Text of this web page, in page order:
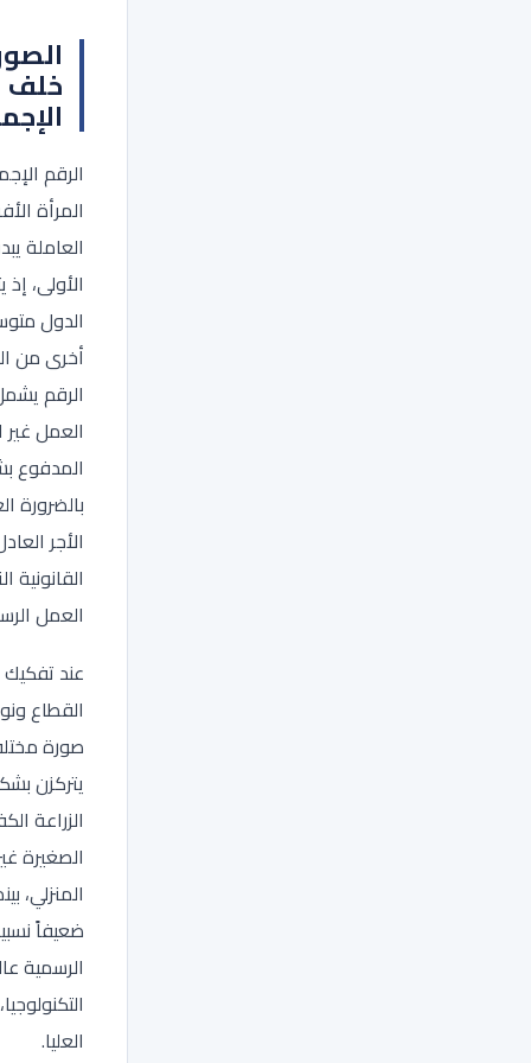
خلف
الرقم
المرأة
العاملة
الأولى،
الدول
أخرى من
الرقم
العمل
المدفوع
بالضرورة
الأجر
القانونية
العمل
عند
القطاع
صورة
يتركزن
الزراعة
الصغيرة
المنزلي،
ضعيفاً
الرسمية
العليا.